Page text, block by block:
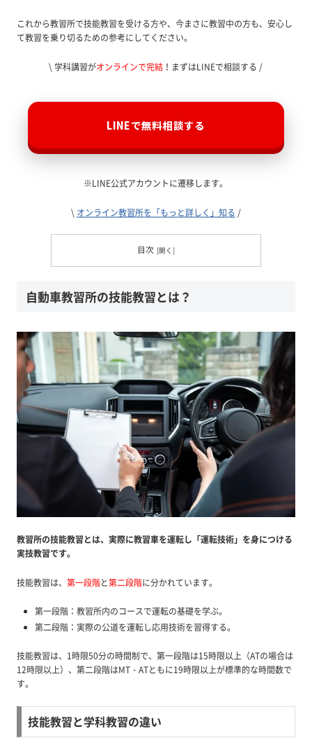
これから教習所で技能教習を受ける方や、今まさに教習中の方も、安心し
て教習を乗り切るための参考にしてください。
\ 学科講習がオンラインで完結 ！まずはLINEで相談する /
LINEで無料相談する
※LINE公式アカウントに遷移します。
\ オンライン教習所を「もっと詳しく」知る /
目次
自動車教習所の技能教習とは？
教習所の技能教習とは、実際に教習車を運転し「運転技術」を身につける
実技教習です。
技能教習は、 第一段階と第二段階に分かれています。
第一段階：教習所内のコースで運転の基礎を学ぶ。
第二段階：実際の公道を運転し応用技術を習得する。
技能教習は、1時限50分の時間制で、第一段階は15時限以上（ATの場合は
12時限以上）、第二段階はMT・ATともに19時限以上が標準的な時間数で
す。
技能教習と学科教習の違い